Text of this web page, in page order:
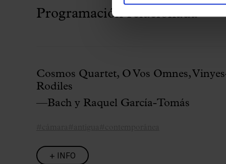
Programación relacionada
Cosmos Quartet, O Vos Omnes,
Rodiles
—Bach y Raquel García-Tomás
+ INFO